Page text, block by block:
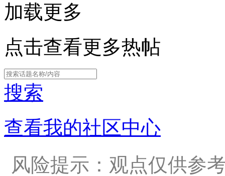
加载更多
点击查看更多热帖
搜索
查看我的社区中心
风险提示：观点仅供参